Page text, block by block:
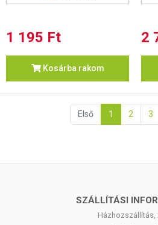
1 195 Ft
Kosárba rakom
2
Első 1 2 3
SZÁLLÍTÁSI
Házhozszállítás,